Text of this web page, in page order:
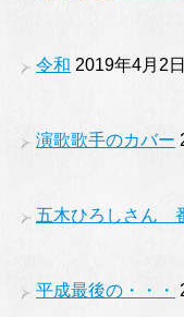
令和 2019年4月2日
演歌歌手のカバー
五木ひろしさん
平成最後の・・・